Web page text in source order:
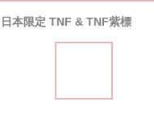
日本限定 TNF & TNF紫標